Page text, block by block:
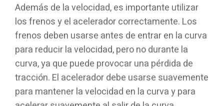
Además de la velocidad, es importante utilizar
los frenos y el acelerador correctamente. Los
frenos deben usarse antes de entrar en la curva
para reducir la velocidad, pero no durante la
curva, ya que puede provocar una pérdida de
tracción. El acelerador debe usarse suavemente
para mantener la velocidad en la curva y para